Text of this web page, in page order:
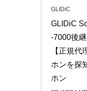
GLIDiC
GLIDiC
-7000後
【正規代
ホンを探
ホン